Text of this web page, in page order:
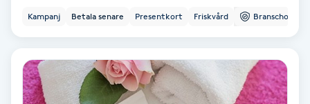
Gelenaglar
Gellack
Gellack med förstärkning
Kampanj Betala senare Presentkort Friskvård Branschorg.